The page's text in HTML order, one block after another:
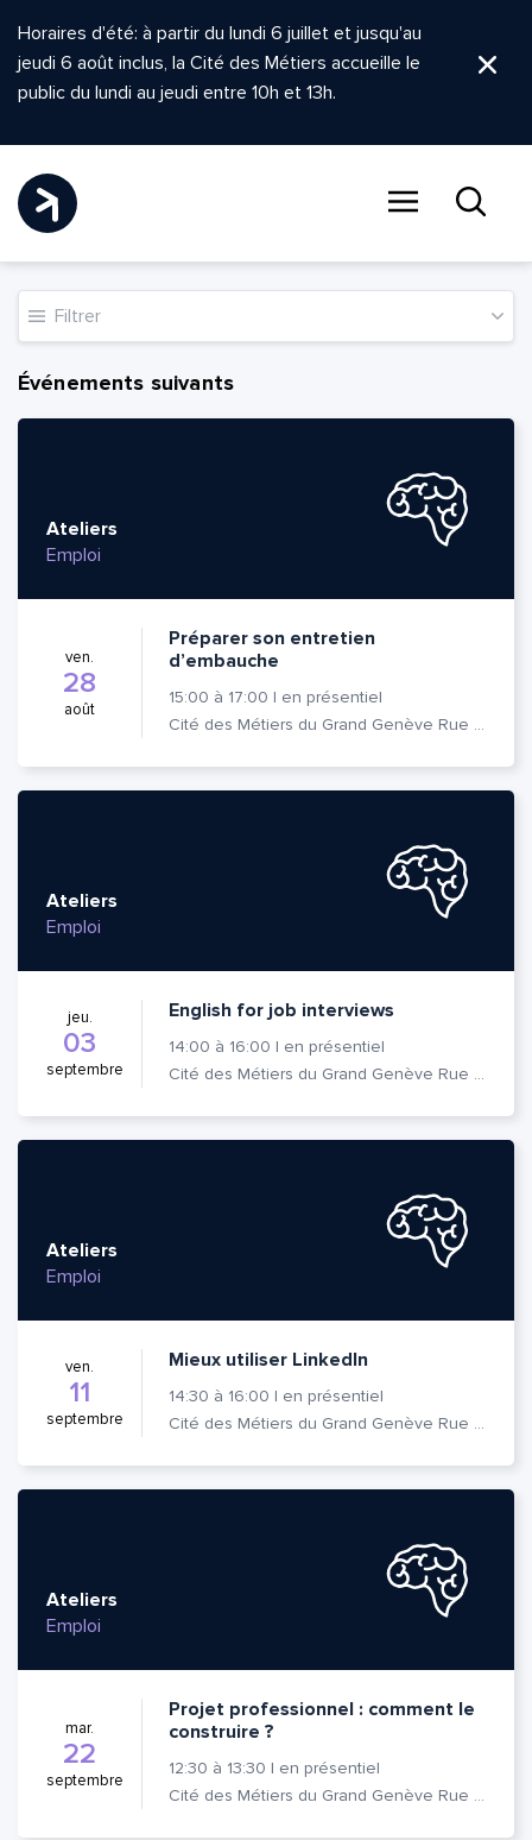
Horaires d'été: à partir du lundi 6 juillet et jusqu'au
jeudi 6 août inclus, la Cité des Métiers accueille le
public du lundi au jeudi entre 10h et 13h.
Filtrer
Événements suivants
Ateliers
Emploi
ven.
28
août
Préparer son entretien
d’embauche
15:00 à 17:00 | en présentiel
Cité des Métiers du Grand Genève Rue Prévost-Martin 6 1205 Genève
Ateliers
Emploi
jeu.
03
septembre
English for job interviews
14:00 à 16:00 | en présentiel
Cité des Métiers du Grand Genève Rue Prévost-Martin 6 1205 Genève
Ateliers
Emploi
ven.
11
septembre
Mieux utiliser LinkedIn
14:30 à 16:00 | en présentiel
Cité des Métiers du Grand Genève Rue Prévost-Martin 6 1205 Genève
Ateliers
Emploi
mar.
22
septembre
Projet professionnel : comment le
construire ?
12:30 à 13:30 | en présentiel
Cité des Métiers du Grand Genève Rue Prévost-Martin 6 1205 Genève